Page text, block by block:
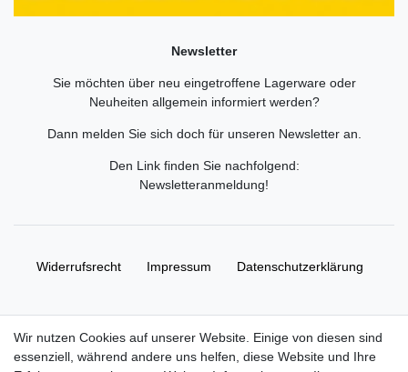
Newsletter
Sie möchten über neu eingetroffene Lagerware oder
Neuheiten allgemein informiert werden?
Dann melden Sie sich doch für unseren Newsletter an.
Den Link finden Sie nachfolgend:
Newsletteranmeldung!
Widerrufs­recht Impressum Daten­schutz­erklärung
Wir nutzen Cookies auf unserer Website. Einige von diesen sind
essenziell, während andere uns helfen, diese Website und Ihre